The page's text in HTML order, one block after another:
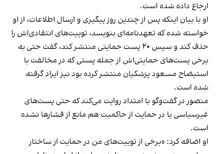
ارجاع داده شده است.
او با بیان اینکه پس از چندین روز پیگیری و ارسال اطلاعات، از او
خواسته شده که تعهدنامه‌ای بنویسد، توییت‌های انتقادی‌اش را
حذف کند و سپس ۲۰ پست حمایتی منتشر کند، گفت حتی به
برخی پست‌های حمایتی‌اش از جمله پستی که در مخالفت با
استیضاح مسعود پزشکیان منتشر کرده بود نیز ایراد گرفته
شده است.
منصور در گفت‌وگو با امتداد روایت می‌کند که حتی پست‌های
غیرسیاسی یا در حمایت از حاکمیت هم مانع از فشارها نشده
است.
او اضافه کرد: «برخی از توییت‌های من در حمایت از ساختار